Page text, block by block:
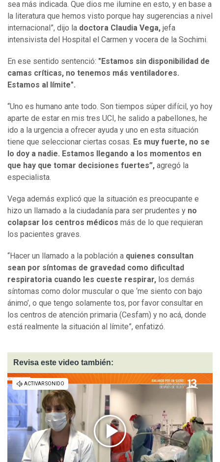
sea más indicada. Que dios me ilumine en esto, y en base a
la literatura que hemos visto porque hay sugerencias a nivel
internacional”, dijo la doctora Claudia Vega, jefa
intensivista del Hospital el Carmen y vocera de la Sochimi.
En ese sentido sentenció: "Estamos sin disponibilidad de
camas críticas, no tenemos más ventiladores.
Estamos al límite".
“Uno es humano ante todo. Son tiempos súper difícil, yo hoy
aparte de estar en mis tres UCI, he salido a pabellones, he
ido a la urgencia a ofrecer ayuda y uno en esta situación
tiene que seleccionar ciertas cosas. Es muy fuerte, no se
lo doy a nadie. Estamos llegando a los momentos en
que hay que tomar decisiones fuertes”, agregó la
especialista.
Vega además explicó que la situación es preocupante e
hizo un llamado a la ciudadanía para ser prudentes y no
colapsar los centros médicos más de lo que requieran
los pacientes graves.
“Hacer un llamado a la población a quienes consultan
sean por síntomas de gravedad como dificultad
respiratoria cuando les cueste respirar, los demás
síntomas como dolor muscular o que ‘me siento con bajo
ánimo’, o que tengo solamente tos, por favor consultar en
los centros de atención primaria (Cesfam) y no acá, donde
está realmente la situación al límite”, enfatizó.
Revisa este video también: